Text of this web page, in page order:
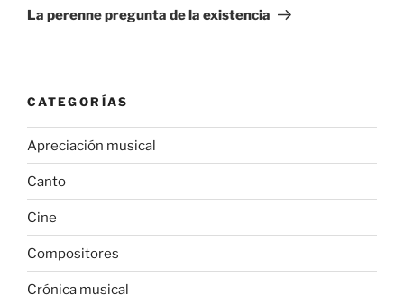
siguiente
La perenne pregunta de la existencia
CATEGORÍAS
Apreciación musical
Canto
Cine
Compositores
Crónica musical